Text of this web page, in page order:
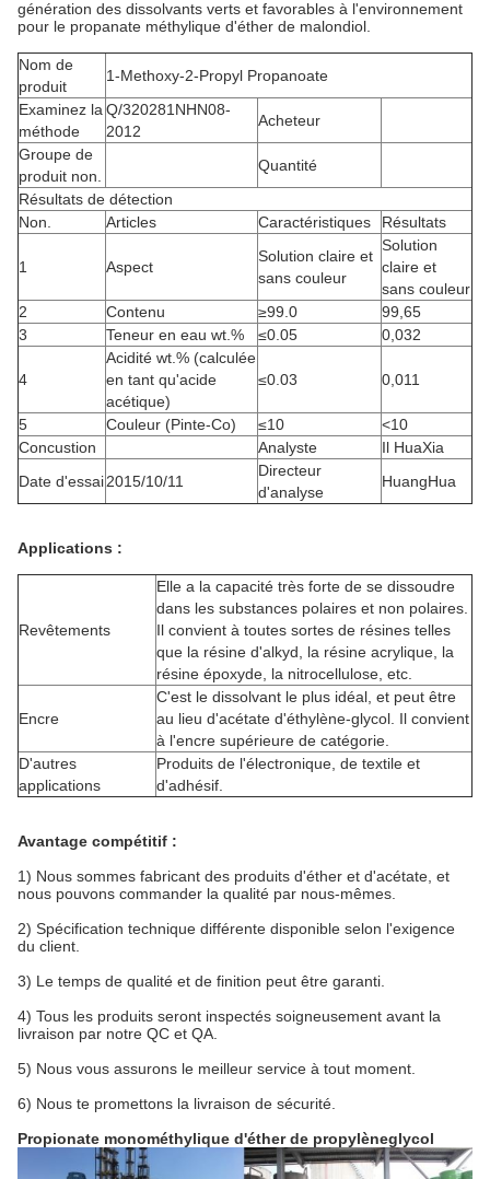
génération des dissolvants verts et favorables à l'environnement
pour le propanate méthylique d'éther de malondiol.
Nom de
produit
1-Methoxy-2-Propyl Propanoate
Examinez la
méthode
Q/320281NHN08-
2012
Acheteur
Groupe de
produit non.
Quantité
Résultats de détection
Non.
Articles Caractéristiques Résultats
1 Aspect
Solution claire et
sans couleur
Solution
claire et
sans couleur
2
Contenu ≥99.0
99,65
3
Teneur en eau wt.% ≤0.05 0,032
4
Acidité wt.% (calculée
en tant qu'acide
acétique)
≤0.03 0,011
5 Couleur (Pinte-Co) ≤10
<10
Concustion
Analyste
Il HuaXia
Date d'essai2015/10/11
Directeur
d'analyse
HuangHua
Applications :
Revêtements
Elle a la capacité très forte de se dissoudre
dans les substances polaires et non polaires.
Il convient à toutes sortes de résines telles
que la résine d'alkyd, la résine acrylique, la
résine époxyde, la nitrocellulose, etc.
Encre
C'est le dissolvant le plus idéal, et peut être
au lieu d'acétate d'éthylène-glycol. Il convient
à l'encre supérieure de catégorie.
D'autres
applications
Produits de l'électronique, de textile et
d'adhésif.
Avantage compétitif :
1) Nous sommes fabricant des produits d'éther et d'acétate, et
nous pouvons commander la qualité par nous-mêmes.
2) Spécification technique différente disponible selon l'exigence
du client.
3) Le temps de qualité et de finition peut être garanti.
4) Tous les produits seront inspectés soigneusement avant la
livraison par notre QC et QA.
5) Nous vous assurons le meilleur service à tout moment.
6) Nous te promettons la livraison de sécurité.
Propionate monométhylique d'éther de propylèneglycol